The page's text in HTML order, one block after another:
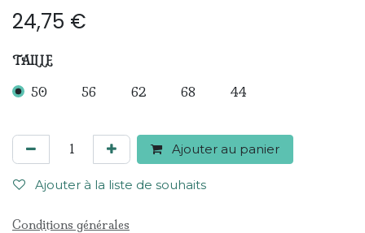
24,75 €
TAILLE
50 56 62 68 44
Ajouter au panier
Ajouter à la liste de souhaits
Conditions générales